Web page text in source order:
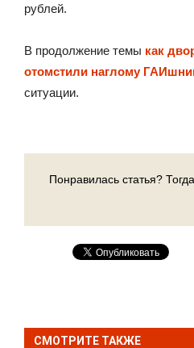
рублей.
В продолжение темы как
отомстили наглому
ситуации.
Понравилась статья?
СМОТРИТЕ ТАКЖЕ